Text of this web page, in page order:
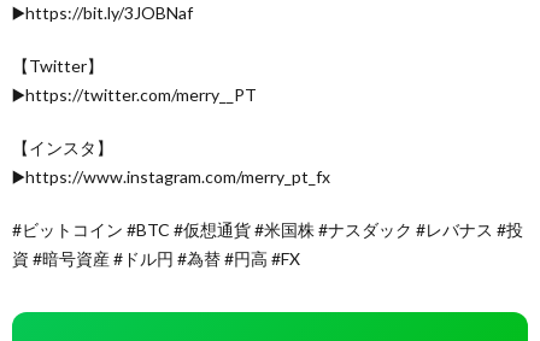
▶️https://bit.ly/3JOBNaf
【Twitter】
▶️https://twitter.com/merry__PT
【インスタ】
▶️https://www.instagram.com/merry_pt_fx
#ビットコイン #BTC #仮想通貨 #米国株 #ナスダック #レバナス #投
資 #暗号資産 #ドル円 #為替 #円高 #FX